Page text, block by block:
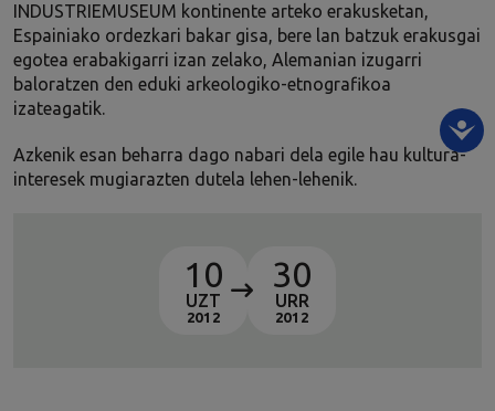
INDUSTRIEMUSEUM kontinente arteko erakusketan,
Espainiako ordezkari bakar gisa, bere lan batzuk erakusgai
egotea erabakigarri izan zelako, Alemanian izugarri
baloratzen den eduki arkeologiko-etnografikoa
izateagatik.
Azkenik esan beharra dago nabari dela egile hau kultura-
interesek mugiarazten dutela lehen-lehenik.
10
UZT
2012
30
URR
2012